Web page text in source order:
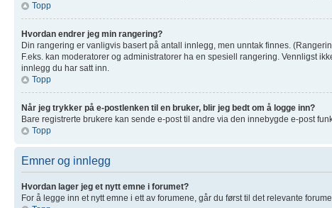
Topp
Hvordan endrer jeg min rangering?
Din rangering er vanligvis basert på antall innlegg, men unntak finnes.
F.eks. kan moderatorer og administratorer ha en spesiell rangering. Vennligst
innlegg du har satt inn.
Topp
Når jeg trykker på e-postlenken til en bruker, blir jeg bedt om å logge inn?
Bare registrerte brukere kan sende e-post til andre via den innebygde e-post
Topp
Emner og innlegg
Hvordan lager jeg et nytt emne i forumet?
For å legge inn et nytt emne i ett av forumene, går du først til det relevante